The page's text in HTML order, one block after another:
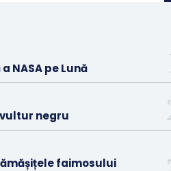
NASA pe Lună
negru
faimosului